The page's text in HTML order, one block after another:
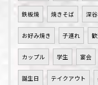
鉄板焼 焼きそば 深
お好み焼き 子連れ
カップル 学生 宴会
誕生日 テイクアウト